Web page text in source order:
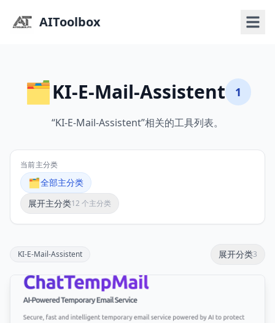
AIToolbox
🗂️KI-E-Mail-Assistent 1
“KI-E-Mail-Assistent”相关的工具列表。
当前主分类
🗂️全部主分类
展开主分类12 个主分类
KI-E-Mail-Assistent 展开分类3